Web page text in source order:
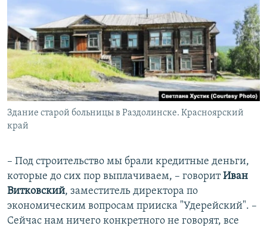
Здание старой больницы в Раздолинске. Красноярский
край
– Под строительство мы брали кредитные деньги,
которые до сих пор выплачиваем, – говоритИван
Витковский, заместитель директора по
экономическим вопросам прииска "Удерейский". –
Сейчас нам ничего конкретного не говорят, все